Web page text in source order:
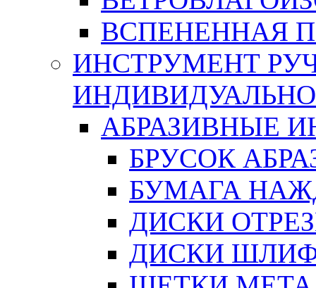
ВСПЕНЕННАЯ
ИНСТРУМЕНТ
АБРАЗИВНЫЕ
БРУСОК
БУМАГА
ДИСКИ
ДИСКИ